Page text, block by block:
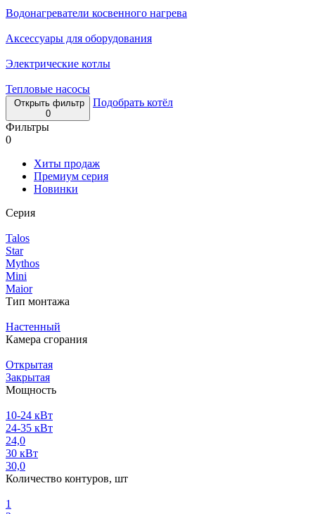
Водонагреватели косвенного нагрева
Аксессуары для оборудования
Электрические котлы
Тепловые насосы
Открыть фильтр
0
Подобрать котёл
Фильтры
0
Хиты продаж
Премиум серия
Новинки
Серия
Talos
Star
Mythos
Mini
Maior
Тип монтажа
Настенный
Камера сгорания
Открытая
Закрытая
Мощность
10-24 кВт
24-35 кВт
24,0
30 кВт
30,0
Количество контуров, шт
1